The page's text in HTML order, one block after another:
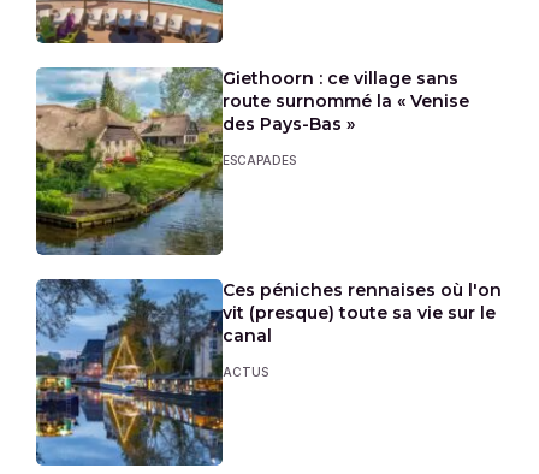
Giethoorn : ce village sans
route surnommé la « Venise
des Pays-Bas »
ESCAPADES
Ces péniches rennaises où l'on
vit (presque) toute sa vie sur le
canal
ACTUS